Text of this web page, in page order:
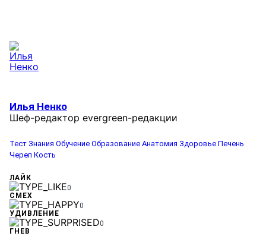
Илья Ненко
Шеф-редактор evergreen-редакции
Тест Знания Обучение Образование Анатомия Здоровье Печень
Череп Кость
ЛАЙК
0
СМЕХ
0
УДИВЛЕНИЕ
0
ГНЕВ